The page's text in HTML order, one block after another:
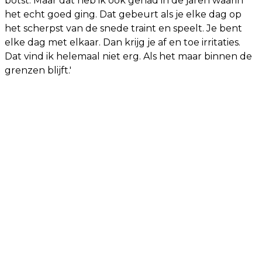
het echt goed ging. Dat gebeurt als je elke dag op
het scherpst van de snede traint en speelt. Je bent
elke dag met elkaar. Dan krijg je af en toe irritaties.
Dat vind ik helemaal niet erg. Als het maar binnen de
grenzen blijft.'